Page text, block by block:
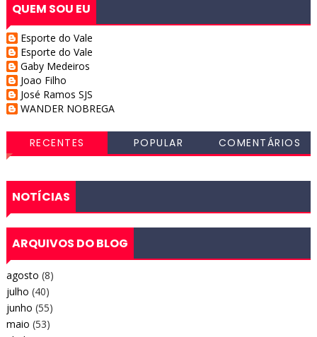
QUEM SOU EU
Esporte do Vale
Esporte do Vale
Gaby Medeiros
Joao Filho
José Ramos SJS
WANDER NOBREGA
RECENTES POPULAR COMENTÁRIOS
NOTÍCIAS
ARQUIVOS DO BLOG
agosto (8)
julho (40)
junho (55)
maio (53)